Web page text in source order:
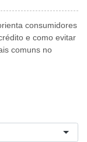
consumidores
e como evitar
comuns no